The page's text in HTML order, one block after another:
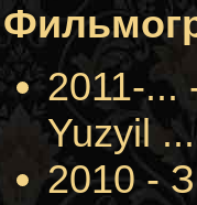
2011-...
Yuzyil
2010 -